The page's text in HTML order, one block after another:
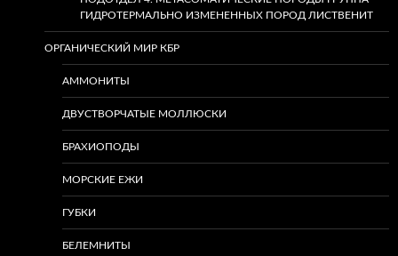
ГИДРОТЕРМАЛЬНО ИЗМЕНЕННЫХ ПОРОД ЛИСТВЕНИТ
ОРГАНИЧЕСКИЙ МИР КБР
АММОНИТЫ
ДВУСТВОРЧАТЫЕ МОЛЛЮСКИ
БРАХИОПОДЫ
МОРСКИЕ ЕЖИ
ГУБКИ
БЕЛЕМНИТЫ